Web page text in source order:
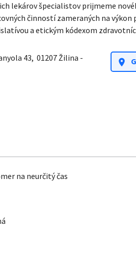
lekárov špecialistov prijmeme
činností zameraných na
a etickým kódexom
43, 01207 Žilina -
location_on
na neurčitý čas